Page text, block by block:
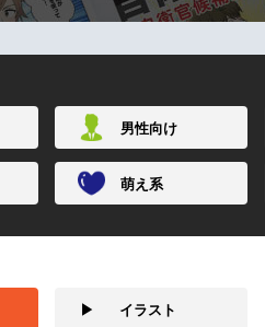
男性向け
萌え系
▶ イラスト